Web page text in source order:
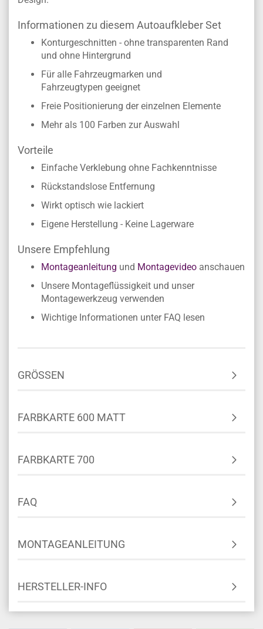
Informationen zu diesem Autoaufkleber Set
Konturgeschnitten - ohne transparenten Rand
und ohne Hintergrund
Für alle Fahrzeugmarken und
Fahrzeugtypen geeignet
Freie Positionierung der einzelnen Elemente
Mehr als 100 Farben zur Auswahl
Vorteile
Einfache Verklebung ohne Fachkenntnisse
Rückstandslose Entfernung
Wirkt optisch wie lackiert
Eigene Herstellung - Keine Lagerware
Unsere Empfehlung
Montageanleitung und Montagevideo anschauen
Unsere Montageflüssigkeit und unser
Montagewerkzeug verwenden
Wichtige Informationen unter FAQ lesen
GRÖSSEN
FARBKARTE 600 MATT
FARBKARTE 700
FAQ
MONTAGEANLEITUNG
HERSTELLER-INFO